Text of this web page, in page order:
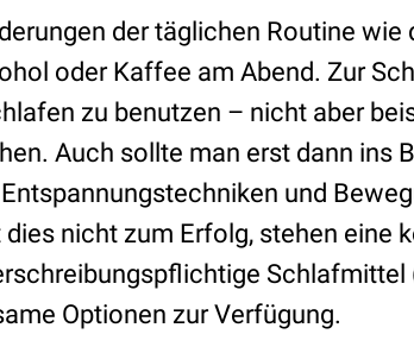
der täglichen Routine wie
oder Kaffee am Abend. Zur
zu benutzen – nicht aber
Auch sollte man erst dann ins
und
nicht zum Erfolg, stehen eine
Schlafmittel
Optionen zur Verfügung.